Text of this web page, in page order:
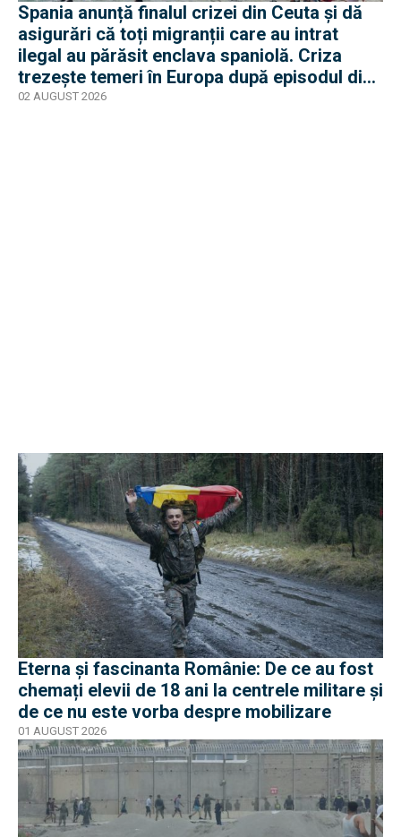
Spania anunță finalul crizei din Ceuta și dă
asigurări că toți migranții care au intrat
ilegal au părăsit enclava spaniolă. Criza
trezește temeri în Europa după episodul din
2015
02 AUGUST 2026
Eterna și fascinanta Românie: De ce au fost
chemați elevii de 18 ani la centrele militare și
de ce nu este vorba despre mobilizare
01 AUGUST 2026